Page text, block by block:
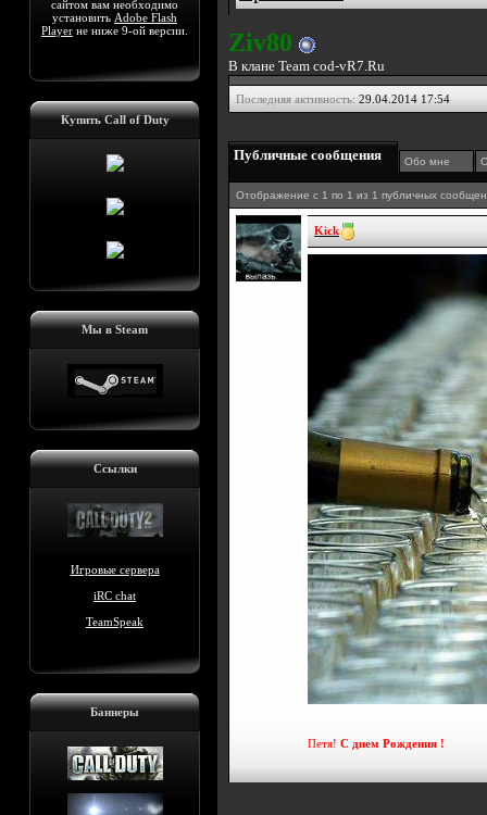
сайтом вам необходимо
установить Adobe Flash
Player не ниже 9-ой версии.
Купить Call of Duty
Мы в Steam
Ссылки
Игровые сервера
iRC chat
TeamSpeak
Баннеры
Ziv80
В клане Team cod-vR7.Ru
Последняя активность: 29.04.2014 17:54
Публичные сообщения Обо мне
Отображение с 1 по 1 из 1 публичных
Kick
Петя! С днем Рождения !